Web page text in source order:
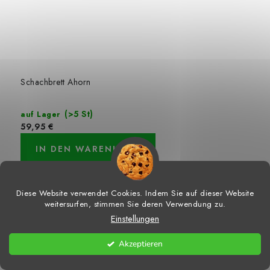
Diese Website verwendet Cookies. Indem Sie auf dieser Website
weitersurfen, stimmen Sie deren Verwendung zu.
Einstellungen
Akzeptieren
Schachbrett Ahorn
auf Lager (>5 St)
59,95 €
IN DEN WARENKORB
Holzschachbrett aus AhornholzFeldgröße 5 cmHöhe 1,4